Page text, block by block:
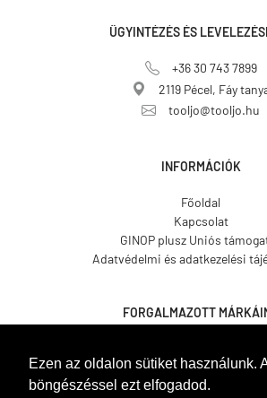
Ezen az oldalon sütiket használunk.
böngészéssel ezt elfogadod.
ÜGYINTÉZÉS ÉS
+36 30 743 7899
2119 Pécel, Fáy
tooljo@tooljo.hu
INFORMÁCIÓK
Főoldal
Kapcsolat
GINOP plusz Uniós
Adatvédelmi és adatkezelési
FORGALMAZOTT
Coverit.
Tecnover.
Hemmax.
Walled.